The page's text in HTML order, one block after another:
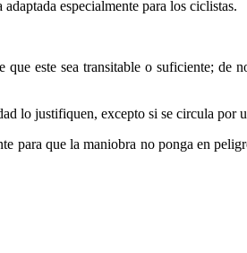
especialmente para los ciclistas.
que este sea transitable o suficiente; de
lo justifiquen, excepto si se circula por
para que la maniobra no ponga en